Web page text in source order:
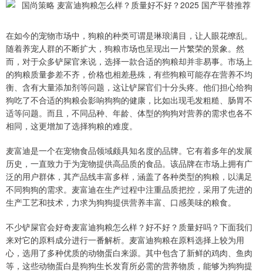
在如今的宠物市场中，狗粮的种类可谓是琳琅满目，让人眼花缭乱。
随着养宠人群的不断扩大，狗粮市场也呈现出一片繁荣的景象。然
而，对于众多铲屎官来说，选择一款合适的狗粮却并非易事。市场上
的狗粮质量参差不齐，价格也相差悬殊，有些狗粮可能存在营养不均
衡、含有大量添加剂等问题，这让铲屎官们十分头疼。他们担心给狗
狗吃了不合适的狗粮会影响狗狗的健康，比如出现毛发粗糙、肠胃不
适等问题。而且，不同品种、年龄、体型的狗狗对营养的需求也各不
相同，这更增加了选择狗粮的难度。
麦富迪是一个在宠物食品领域颇具知名度的品牌。它有着多年的发展
历史，一直致力于为宠物提供高品质的食品。该品牌在市场上拥有广
泛的用户群体，其产品线丰富多样，涵盖了各种类型的狗粮，以满足
不同狗狗的需求。麦富迪在生产过程中注重品质把控，采用了先进的
生产工艺和技术，力求为狗狗提供营养丰富、口感美味的粮食。
不少铲屎官会好奇麦富迪狗粮怎么样？好不好？质量好吗？下面我们
来对它的原料成分进行一番解析。麦富迪狗粮在原料选择上较为用
心，选用了多种优质的动物蛋白来源。其中包含了新鲜的鸡肉、鱼肉
等，这些动物蛋白是狗狗生长发育所必需的营养物质，能够为狗狗提